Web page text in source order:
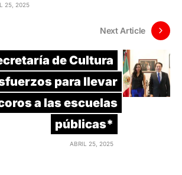
25, 2025
Next Article
de Cultura
para llevar
a las escuelas
públicas*
ABRIL 25, 2025